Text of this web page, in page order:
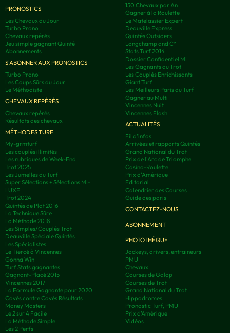
PRONOSTICS
Les Chevaux du Jour
Turbo Prono
Chevaux repérés
Jeu simple gagnant Quinté
Abonnements
S'ABONNER AUX PRONOSTICS
Turbo Prono
Les Coups Sûrs du Jour
Le Méthodiste
CHEVAUX REPÉRÉS
Chevaux repérés
Résultats des chevaux
MÉTHODES TURF
My-grmturf
Les couplés illimités
Les rubriques de Week-End
Trot 2025
Les Jumelles du Turf
Super Sélections + Sélections MI-
LUXE
Trot 2024
Quintés de Plat 2016
La Technique Sûre
La Méthode 2018
Les Simples/Couplés Trot
Deauville Spéciale Quintés
Les Spécialistes
Le Tiercé à Vincennes
Gonna Win
Turf Stats gagnantes
Gagnant-Placé 2015
Vincennes 2017
La Formule Gagnante pour 2020
Covès contre Covès Résultats
Money Masters
Le 2 sur 4 Facile
La Méthode Simple
Les 2 Perfs
150 Chevaux par An
Gagner à la Roulette
Le Matelassier Expert
Deauville Express
Quintés Outsiders
Longchamp and C°
Stats Turf 2014
Dossier Confidentiel MI
Les Gagnants au Trot
Les Couplés Enrichissants
Giant Turf
Les Meilleurs Paris du Turf
Gagner au Multi
Vincennes Nuit
Vincennes Flash
ACTUALITÉS
Fil d'infos
Arrivées et rapports Quintés
Grand National du Trot
Prix de l'Arc de Triomphe
Casino-Roulette
Prix d'Amérique
Editorial
Calendrier des Courses
Guide des paris
CONTACTEZ-NOUS
ABONNEMENT
PHOTOTHÈQUE
Jockeys, drivers, entraineurs
PMU
Chevaux
Courses de Galop
Courses de Trot
Grand National du Trot
Hippodromes
Pronostic Turf, PMU
Prix d’Amérique
Vidéos